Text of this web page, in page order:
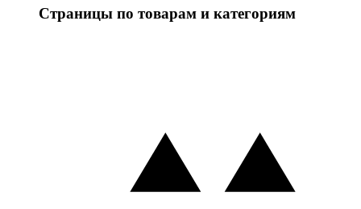
Страницы по товарам и категориям